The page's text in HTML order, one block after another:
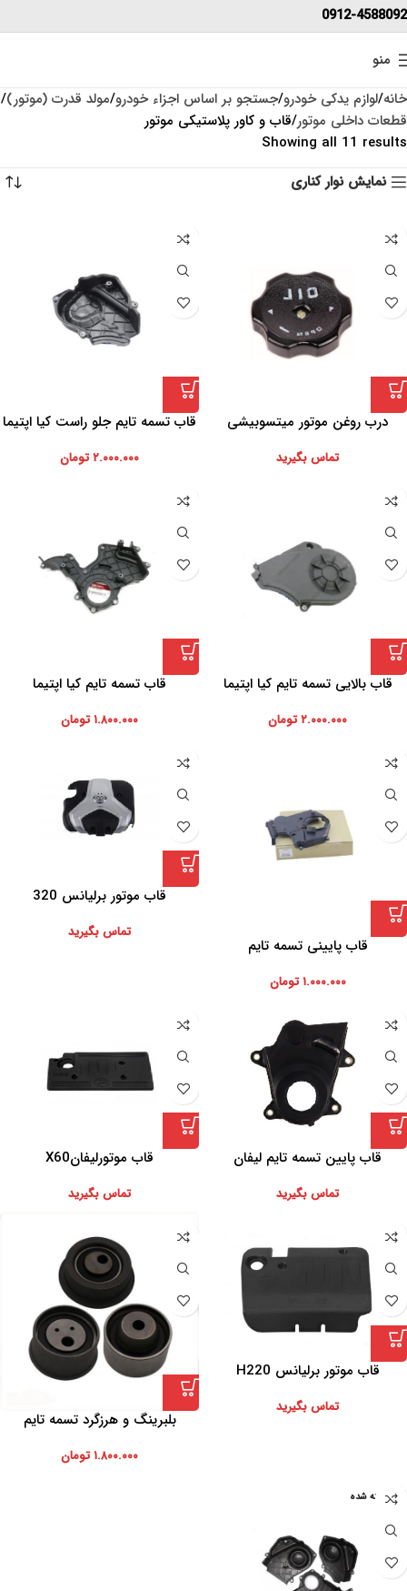
0912-4588092
منو
خانه لوازم یدکی خودرو جستجو بر اساس اجزاء خودرو مولد قدرت (موتور)
قطعات داخلی موتور قاب و کاور پلاستیکی موتور
Showing all 11 results
نمایش نوار کناری
درب روغن موتور میتسوبیشی
تماس بگیرید
قاب تسمه تایم جلو راست کیا اپتیما
۲.۰۰۰.۰۰۰تومان
قاب بالایی تسمه تایم کیا اپتیما
۲.۰۰۰.۰۰۰تومان
قاب تسمه تایم کیا اپتیما
۱.۸۰۰.۰۰۰تومان
قاب پایینی تسمه تایم
۱.۰۰۰.۰۰۰ تومان
قاب موتور برلیانس 320
تماس بگیرید
قاب پایین تسمه تایم لیفان
تماس بگیرید
قاب موتورلیفانX60
تماس بگیرید
قاب موتور برلیانس H220
تماس بگیرید
بلبرینگ و هرزگرد تسمه تایم
۱.۸۰۰.۰۰۰تومان
فروخته شده